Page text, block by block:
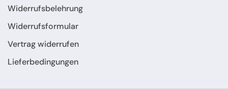
Widerrufsbelehrung
Widerrufsformular
Vertrag widerrufen
Lieferbedingungen